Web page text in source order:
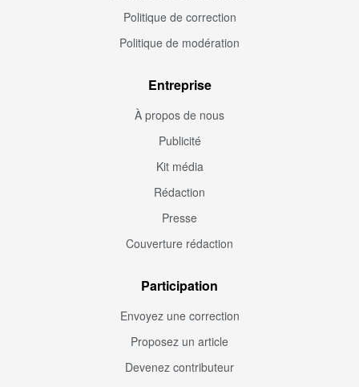
Politique de correction
Politique de modération
Entreprise
À propos de nous
Publicité
Kit média
Rédaction
Presse
Couverture rédaction
Participation
Envoyez une correction
Proposez un article
Devenez contributeur